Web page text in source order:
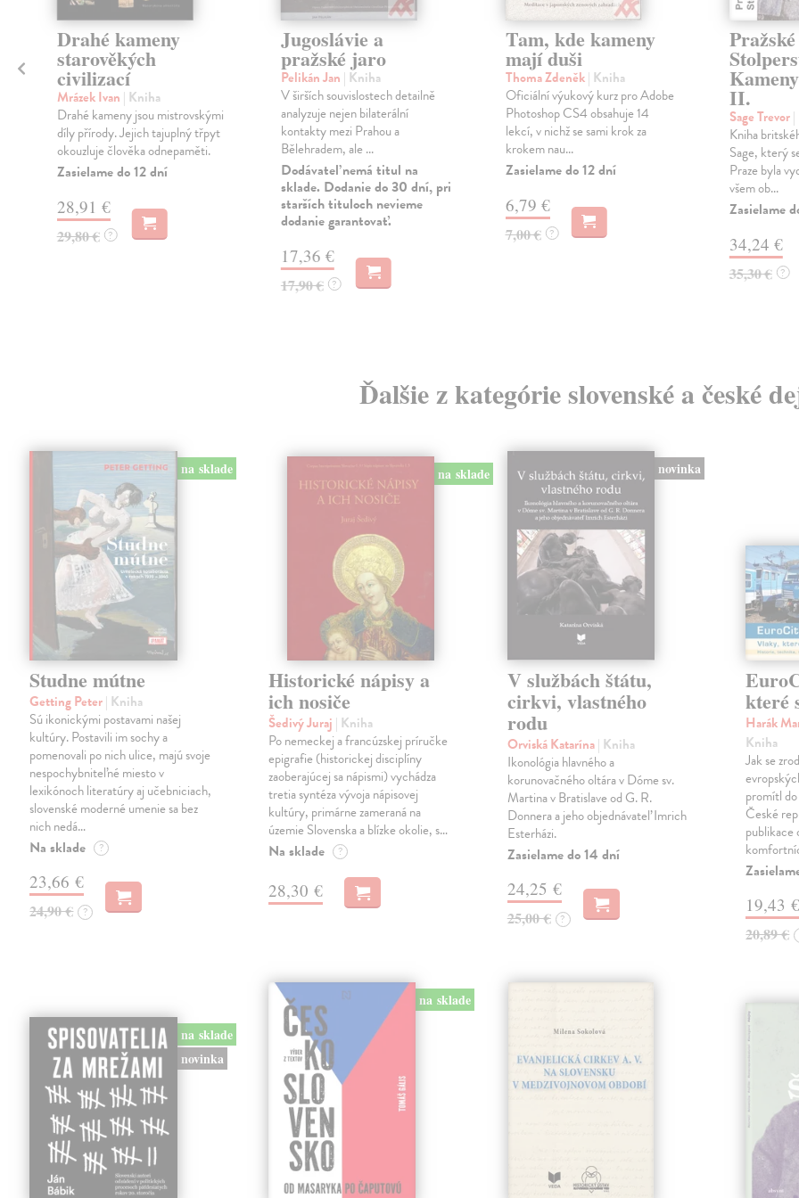
Drahé kameny
starověkých
civilizací
Mrázek Ivan | Kniha
Drahé kameny jsou mistrovskými
díly přírody. Jejich tajuplný třpyt
okouzluje člověka odnepaměti.
Zasielame do 12 dní
28,91 €
29,80 € ?
Jugoslávie a
pražské jaro
Pelikán Jan | Kniha
V širších souvislostech detailně
analyzuje nejen bilaterální
kontakty mezi Prahou a
Bělehradem, ale ...
Dodávateľ nemá titul na
sklade. Dodanie do 30 dní, pri
starších tituloch nevieme
dodanie garantovať.
17,36 €
17,90 € ?
Tam, kde kameny
mají duši
Thoma Zdeněk| Kniha
Oficiální výukový kurz pro Adobe
Photoshop CS4 obsahuje 14
lekcí, v nichž se sami krok za
krokem nau...
Zasielame do 12 dní
6,79 €
7,00 € ?
Pražské
II.
Sage Trevor|
Kniha
Sage, který
Praze byla
všem ob...
Zasielame
34,24 €
35,30 € ?
Ďalšie z kategórie slovenské a české
na sklade
Studne mútne
Getting Peter| Kniha
Sú ikonickými postavami našej
kultúry. Postavili im sochy a
pomenovali po nich ulice, majú svoje
nespochybniteľné miesto v
lexikónoch literatúry aj učebniciach,
slovenské moderné umenie sa bez
nich nedá…
Na sklade ?
23,66 €
24,90 € ?
na sklade
Historické nápisy a
ich nosiče
Šedivý Juraj | Kniha
Po nemeckej a francúzskej príručke
epigrafie (historickej disciplíny
zaoberajúcej sa nápismi) vychádza
tretia syntéza vývoja nápisovej
kultúry, primárne zameraná na
územie Slovenska a blízke okolie, s…
Na sklade ?
28,30 €
novinka
V službách štátu,
cirkvi, vlastného
rodu
Orviská Katarína| Kniha
Ikonológia hlavného a
korunovačného oltára v Dóme sv.
Martina v Bratislave od G. R.
Donnera a jeho objednávateľ Imrich
Esterházi.
Zasielame do 14 dní
24,25 €
25,00 € ?
které
Harák
Kniha
Jak se
promítl
České
publikace
19,43
20,89 €
na sklade
novinka
na sklade